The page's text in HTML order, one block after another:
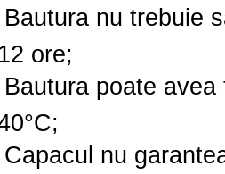
 Bautura nu
12 ore;
 Bautura poate
 Capacul nu